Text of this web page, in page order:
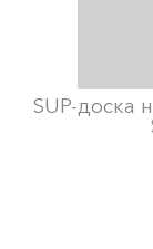
SUP-доска